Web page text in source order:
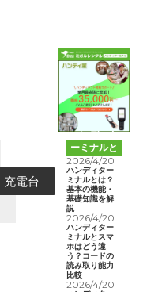
充電台
ハンディタ
ーミナルと
は
2026/4/20
ハンディター
ミナルとは？
基本の機能・
基礎知識を解
説
2026/4/20
ハンディター
ミナルとスマ
ホはどう違
う？コードの
読み取り能力
比較
2026/4/20